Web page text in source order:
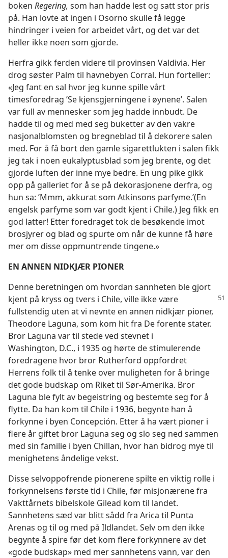
boken Regering, som han hadde lest og satt stor pris
på. Han lovte at ingen i Osorno skulle få legge
hindringer i veien for arbeidet vårt, og det var det
heller ikke noen som gjorde.
Herfra gikk ferden videre til provinsen Valdivia. Her
drog søster Palm til havnebyen Corral. Hun forteller:
«Jeg fant en sal hvor jeg kunne spille vårt
timesforedrag ’Se kjensgjerningene i øynene’. Salen
var full av mennesker som jeg hadde innbudt. De
hadde til og med med seg buketter av den vakre
nasjonalblomsten og bregneblad til å dekorere salen
med. For å få bort den gamle sigarettlukten i salen fikk
jeg tak i noen eukalyptusblad som jeg brente, og det
gjorde luften der inne mye bedre. En ung pike gikk
opp på galleriet for å se på dekorasjonene derfra, og
hun sa: ’Mmm, akkurat som Atkinsons parfyme.’(En
engelsk parfyme som var godt kjent i Chile.) Jeg fikk en
god latter! Etter foredraget tok de besøkende imot
brosjyrer og blad og spurte om når de kunne få høre
mer om disse oppmuntrende tingene.»
EN ANNEN NIDKJÆR PIONER
Denne beretningen om hvordan sannheten ble gjort
kjent på kryss og tvers i Chile, ville ikke være
fullstendig uten at vi nevnte en annen nidkjær pioner,
Theodore Laguna, som kom hit fra De forente stater.
Bror Laguna var til stede ved stevnet i
Washington, D.C., i 1935 og hørte de stimulerende
foredragene hvor bror Rutherford oppfordret
Herrens folk til å tenke over muligheten for å bringe
det gode budskap om Riket til Sør-Amerika. Bror
Laguna ble fylt av begeistring og bestemte seg for å
flytte. Da han kom til Chile i 1936, begynte han å
forkynne i byen Concepción. Etter å ha vært pioner i
flere år giftet bror Laguna seg og slo seg ned sammen
med sin familie i byen Chillan, hvor han bidrog mye til
menighetens åndelige vekst.
Disse selvoppofrende pionerene spilte en viktig rolle i
forkynnelsens første tid i Chile, før misjonærene fra
Vakttårnets bibelskole Gilead kom til landet.
Sannhetens sæd var blitt sådd fra Arica til Punta
Arenas og til og med på Ildlandet. Selv om den ikke
begynte å spire før det kom flere forkynnere av det
«gode budskap» med mer sannhetens vann, var den